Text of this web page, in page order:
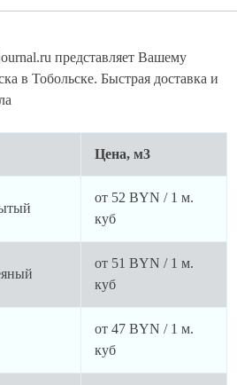
представляет Вашему
в Тобольске. Быстрая доставка и
Цена, м3
от 52 BYN / 1 м.
куб
от 51 BYN / 1 м.
куб
от 47 BYN / 1 м.
куб